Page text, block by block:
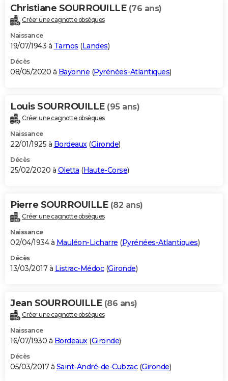
Christiane SOURROUILLE (76 ans)
Créer une cagnotte obsèques
Naissance
19/07/1943 à Tarnos (Landes)
Décès
08/05/2020 à Bayonne (Pyrénées-Atlantiques)
Louis SOURROUILLE (95 ans)
Créer une cagnotte obsèques
Naissance
22/01/1925 à Bordeaux(Gironde)
Décès
25/02/2020 à Oletta (Haute-Corse)
Pierre SOURROUILLE (82 ans)
Créer une cagnotte obsèques
Naissance
02/04/1934 à Mauléon-Licharre (Pyrénées-Atlantiques)
Décès
13/03/2017 à Listrac-Médoc(Gironde)
Jean SOURROUILLE (86 ans)
Créer une cagnotte obsèques
Naissance
16/07/1930 à Bordeaux(Gironde)
Décès
05/03/2017 à Saint-André-de-Cubzac(Gironde)